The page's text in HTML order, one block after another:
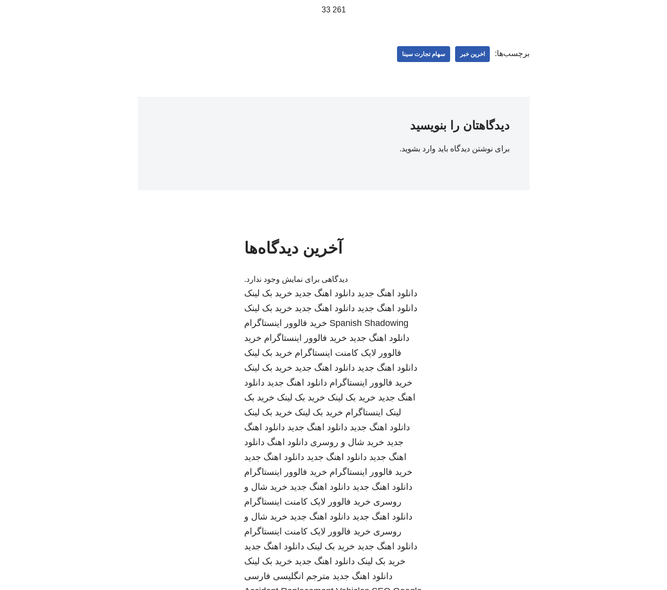
261 33
برچسب‌ها: اخرین خبر سهام تجارت سینا
دیدگاهتان را بنویسید
برای نوشتن دیدگاه باید وارد بشوید.
آخرین دیدگاه‌ها
دیدگاهی برای نمایش وجود ندارد.
دانلود اهنگ جدید دانلود اهنگ جدید خرید بک لینک
دانلود اهنگ جدید دانلود اهنگ جدید خرید بک لینک
Spanish Shadowing خرید فالوور اینستاگرام
دانلود اهنگ جدید خرید فالوور اینستاگرام خرید
فالوور لایک کامنت اینستاگرام خرید بک لینک
دانلود اهنگ جدید دانلود اهنگ جدید خرید بک لینک
خرید فالوور اینستاگرام دانلود اهنگ جدید دانلود
اهنگ جدید خرید بک لینک خرید بک لینک خرید بک
لینک اینستاگرام خرید بک لینک خرید بک لینک
دانلود اهنگ جدید دانلود اهنگ جدید دانلود اهنگ
جدید خرید شال و روسری دانلود اهنگ دانلود
اهنگ جدید دانلود اهنگ جدید دانلود اهنگ جدید
خرید فالوور اینستاگرام خرید فالوور اینستاگرام
دانلود اهنگ جدید دانلود اهنگ جدید خرید شال و
روسری خرید فالوور لایک کامنت اینستاگرام
دانلود اهنگ جدید دانلود اهنگ جدید خرید شال و
روسری خرید فالوور لایک کامنت اینستاگرام
دانلود اهنگ جدید خرید بک لینک دانلود اهنگ جدید
خرید بک لینک دانلود اهنگ جدید خرید بک لینک
دانلود اهنگ جدید مترجم انگلیسی فارسی